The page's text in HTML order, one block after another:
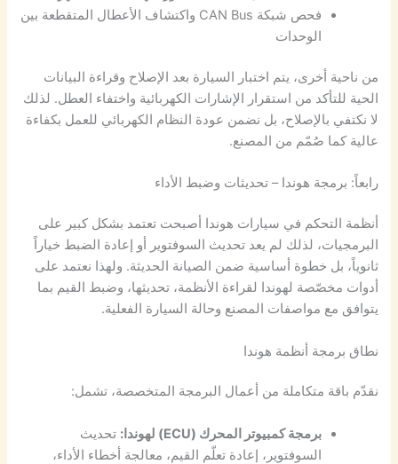
فحص شبكة CAN Bus واكتشاف الأعطال المتقطعة بين
الوحدات
من ناحية أخرى، يتم اختبار السيارة بعد الإصلاح وقراءة البيانات
الحية للتأكد من استقرار الإشارات الكهربائية واختفاء العطل. لذلك
لا نكتفي بالإصلاح، بل نضمن عودة النظام الكهربائي للعمل بكفاءة
عالية كما صُمّم من المصنع.
رابعاً: برمجة هوندا – تحديثات وضبط الأداء
أنظمة التحكم في سيارات هوندا أصبحت تعتمد بشكل كبير على
البرمجيات، لذلك لم يعد تحديث السوفتوير أو إعادة الضبط خياراً
ثانوياً، بل خطوة أساسية ضمن الصيانة الحديثة. ولهذا نعتمد على
أدوات مخصّصة لهوندا لقراءة الأنظمة، تحديثها، وضبط القيم بما
يتوافق مع مواصفات المصنع وحالة السيارة الفعلية.
نطاق برمجة أنظمة هوندا
نقدّم باقة متكاملة من أعمال البرمجة المتخصصة، تشمل:
برمجة كمبيوتر المحرك (ECU) لهوندا:
تحديث
السوفتوير، إعادة تعلّم القيم، معالجة أخطاء الأداء،